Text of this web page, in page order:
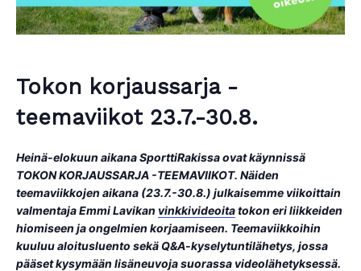
Tokon korjaussarja -
teemaviikot 23.7.-30.8.
Heinä-elokuun aikana SporttiRakissa ovat käynnissä
TOKON KORJAUSSARJA -TEEMAVIIKOT. Näiden
teemaviikkojen aikana (23.7.-30.8.) julkaisemme viikoittain
valmentaja Emmi Lavikan vinkkivideoitatokon eri liikkeiden
hiomiseen ja ongelmien korjaamiseen. Teemaviikkoihin
kuuluu aloitusluento sekä Q&A-kyselytuntilähetys, jossa
pääset kysymään lisäneuvoja suorassa videolähetyksessä.